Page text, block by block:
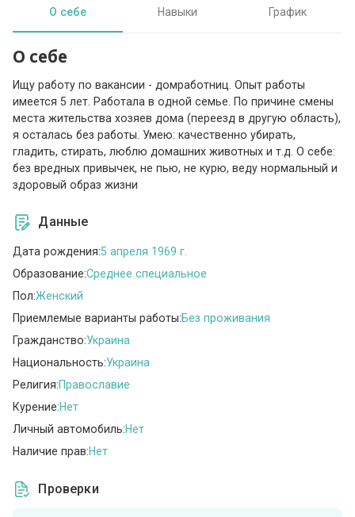
О себе Навыки График
О себе
Ищу работу по вакансии - домработниц. Опыт работы
имеется 5 лет. Работала в одной семье. По причине смены
места жительства хозяев дома (переезд в другую область),
я осталась без работы. Умею: качественно убирать,
гладить, стирать, люблю домашних животных и т.д. О себе:
без вредных привычек, не пью, не курю, веду нормальный и
здоровый образ жизни
Данные
Дата рождения:5 апреля 1969 г.
Образование:Среднее специальное
Пол:Женский
Приемлемые варианты работы:Без проживания
Гражданство:Украина
Национальность:Украина
Религия:Православие
Курение:Нет
Личный автомобиль:Нет
Наличие прав:Нет
Проверки